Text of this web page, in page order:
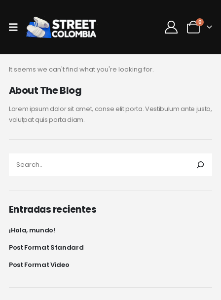
0
It seems we can't find what you're looking for.
About The Blog
Lorem ipsum dolor sit amet, conse elit porta. Vestibulum ante justo,
volutpat quis porta diam.
Entradas recientes
¡Hola, mundo!
Post Format Standard
Post Format Video